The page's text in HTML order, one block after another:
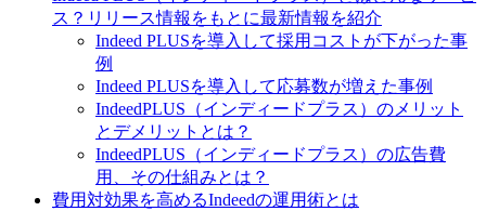
ス？リリース情報をもとに最新情報を紹介
Indeed PLUSを導入して採用コストが下がった事
例
Indeed PLUSを導入して応募数が増えた事例
IndeedPLUS（インディードプラス）のメリット
とデメリットとは？
IndeedPLUS（インディードプラス）の広告費
用、その仕組みとは？
費用対効果を高めるIndeedの運用術とは